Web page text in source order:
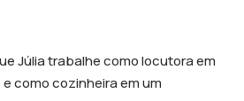
Júlia trabalhe como locutora em
como cozinheira em um